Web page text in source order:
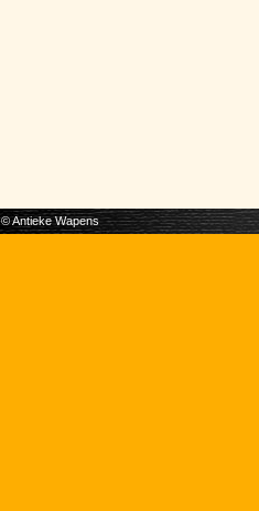
© Antieke Wapens